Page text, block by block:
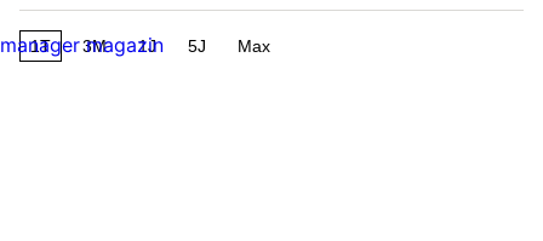
1T 3M 1J 5J Max
manager magazin